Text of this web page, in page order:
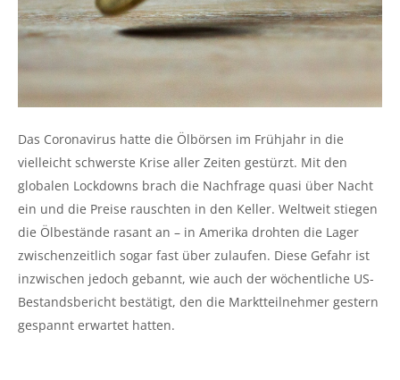
Das Coronavirus hatte die Ölbörsen im Frühjahr in die
vielleicht schwerste Krise aller Zeiten gestürzt. Mit den
globalen Lockdowns brach die Nachfrage quasi über Nacht
ein und die Preise rauschten in den Keller. Weltweit stiegen
die Ölbestände rasant an – in Amerika drohten die Lager
zwischenzeitlich sogar fast über zulaufen. Diese Gefahr ist
inzwischen jedoch gebannt, wie auch der wöchentliche US-
Bestandsbericht bestätigt, den die Marktteilnehmer gestern
gespannt erwartet hatten.